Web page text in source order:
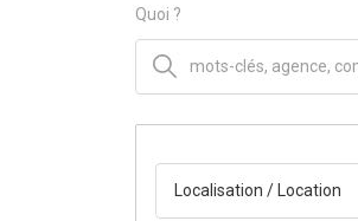
Quoi ?
Localisation / Location